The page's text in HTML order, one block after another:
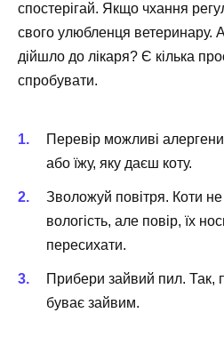
спостерігай. Якщо чхання
свого улюбленця ветеринару.
дійшло до лікаря? Є кілька
спробувати.
Перевір можливі
або їжу, яку даєш коту.
Зволожуй повітря. Коти
вологість, але повір, їх
пересихати.
Прибери зайвий пил. Так,
буває зайвим.